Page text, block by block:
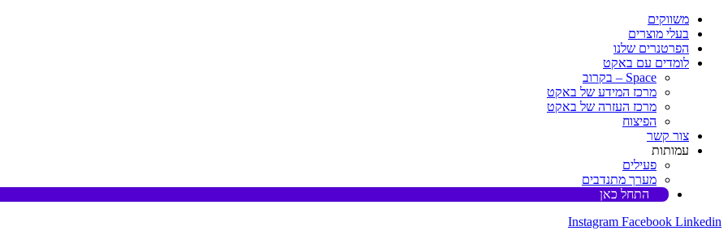
משווקים
בעלי מוצרים
הפרטנרים שלנו
לומדים עם באקט
Space – בקרוב
מרכז המידע של באקט
מרכז העזרה של באקט
הפיצוח
צור קשר
עמותות
פעילים
מערך מתנדבים
התחל כאן
Instagram Facebook Linkedin